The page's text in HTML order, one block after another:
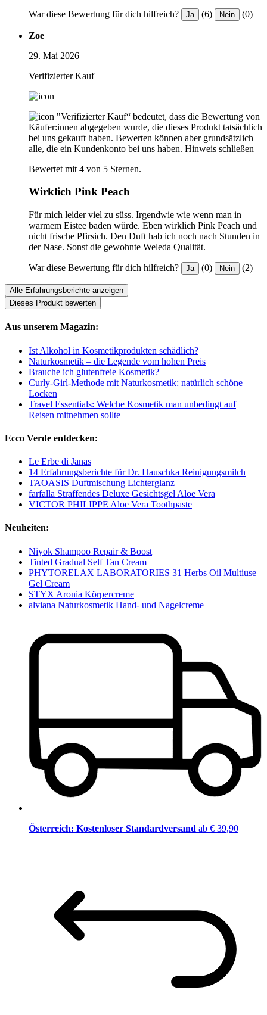
War diese Bewertung für dich hilfreich? Ja (6) Nein (0)
Zoe
29. Mai 2026
Verifizierter Kauf
"Verifizierter Kauf“ bedeutet, dass die Bewertung von
Käufer:innen abgegeben wurde, die dieses Produkt tatsächlich
bei uns gekauft haben. Bewerten können aber grundsätzlich
alle, die ein Kundenkonto bei uns haben. Hinweis schließen
Bewertet mit 4 von 5 Sternen.
Wirklich Pink Peach
Für mich leider viel zu süss. Irgendwie wie wenn man in
warmem Eistee baden würde. Eben wirklich Pink Peach und
nicht frische Pfirsich. Den Duft hab ich noch nach Stunden in
der Nase. Sonst die gewohnte Weleda Qualität.
War diese Bewertung für dich hilfreich? Ja (0) Nein (2)
Alle Erfahrungsberichte anzeigen
Dieses Produkt bewerten
Aus unserem Magazin:
Ist Alkohol in Kosmetikprodukten schädlich?
Naturkosmetik – die Legende vom hohen Preis
Brauche ich glutenfreie Kosmetik?
Curly-Girl-Methode mit Naturkosmetik: natürlich schöne
Locken
Travel Essentials: Welche Kosmetik man unbedingt auf
Reisen mitnehmen sollte
Ecco Verde entdecken:
Le Erbe di Janas
14 Erfahrungsberichte für Dr. Hauschka Reinigungsmilch
TAOASIS Duftmischung Lichterglanz
farfalla Straffendes Deluxe Gesichtsgel Aloe Vera
VICTOR PHILIPPE Aloe Vera Toothpaste
Neuheiten:
Niyok Shampoo Repair & Boost
Tinted Gradual Self Tan Cream
PHYTORELAX LABORATORIES 31 Herbs Oil Multiuse
Gel Cream
STYX Aronia Körpercreme
alviana Naturkosmetik Hand- und Nagelcreme
Österreich: Kostenloser Standardversand ab € 39,90